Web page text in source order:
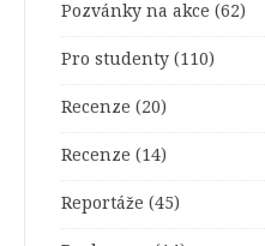
Pozvánky na akce (62)
Pro studenty (110)
Recenze (20)
Recenze (14)
Reportáže (45)